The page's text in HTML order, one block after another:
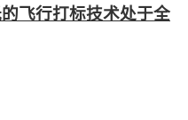
飞行打标技术处于全